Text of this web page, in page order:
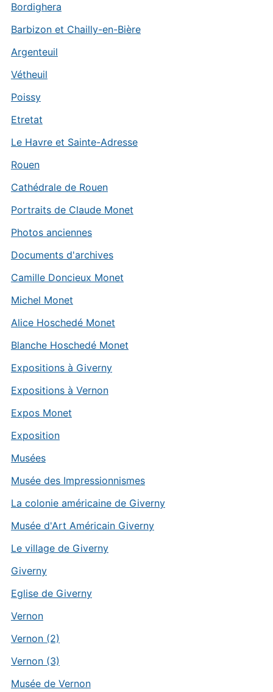
Bordighera
Barbizon et Chailly-en-Bière
Argenteuil
Vétheuil
Poissy
Etretat
Le Havre et Sainte-Adresse
Rouen
Cathédrale de Rouen
Portraits de Claude Monet
Photos anciennes
Documents d'archives
Camille Doncieux Monet
Michel Monet
Alice Hoschedé Monet
Blanche Hoschedé Monet
Expositions à Giverny
Expositions à Vernon
Expos Monet
Exposition
Musées
Musée des Impressionnismes
La colonie américaine de Giverny
Musée d'Art Américain Giverny
Le village de Giverny
Giverny
Eglise de Giverny
Vernon
Vernon (2)
Vernon (3)
Musée de Vernon